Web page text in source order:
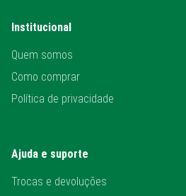
Institucional
Quem somos
Como comprar
Política de privacidade
Ajuda e suporte
Trocas e devoluções